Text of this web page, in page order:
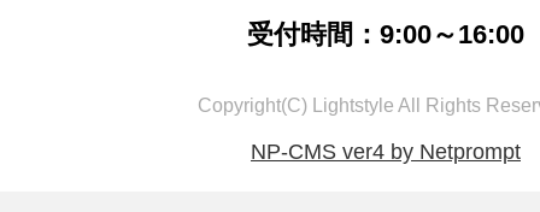
受付時間：9:00～16:00
Copyright(C) Lightstyle All Rights
NP-CMS ver4 by Netprompt